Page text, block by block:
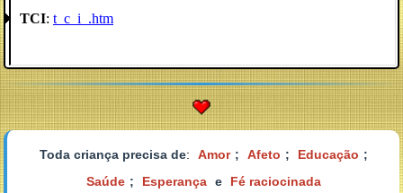
TCI: t_c_i_.htm
Toda criança precisa de: Amor ; Afeto ; Educação ;
Saúde ; Esperança e Fé raciocinada